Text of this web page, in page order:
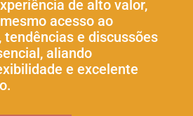
de alto valor,
acesso ao
tendências e discussões
aliando
e excelente